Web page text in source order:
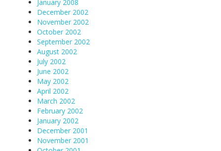
January 2008
December 2002
November 2002
October 2002
September 2002
August 2002
July 2002
June 2002
May 2002
April 2002
March 2002
February 2002
January 2002
December 2001
November 2001